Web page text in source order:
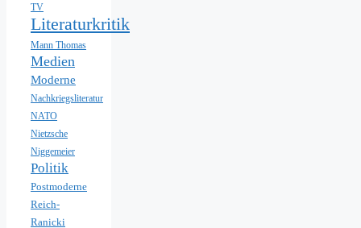
TV
Literaturkritik
Mann Thomas
Medien
Moderne
Nachkriegsliteratur
NATO
Nietzsche
Niggemeier
Politik
Postmoderne
Reich-
Ranicki